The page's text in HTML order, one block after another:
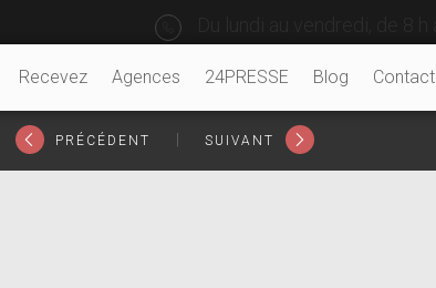
Recevez Agences 24PRESSE Blog Contact
PRÉCÉDENT SUIVANT